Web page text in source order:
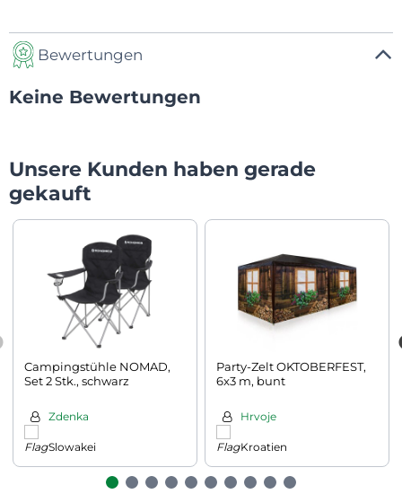
Bewertungen
Keine Bewertungen
Unsere Kunden haben gerade
gekauft
Campingstühle NOMAD,
Set 2 Stk., schwarz
Zdenka
Slowakei
Party-Zelt OKTOBERFEST,
6x3 m, bunt
Hrvoje
Kroatien